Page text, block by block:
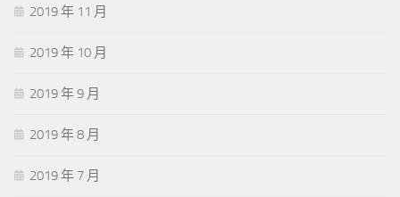
2019 年 11 月
2019 年 10 月
2019 年 9 月
2019 年 8 月
2019 年 7 月